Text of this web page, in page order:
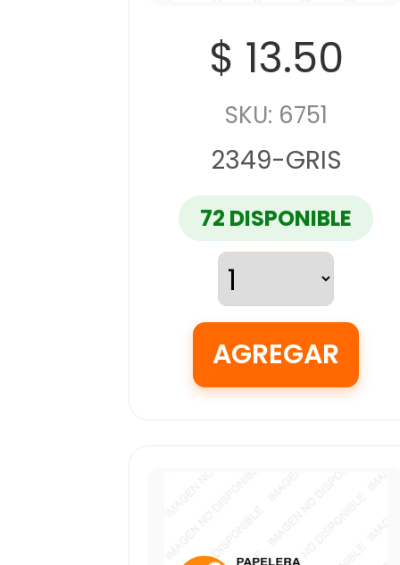
$ 13.50
SKU: 6751
2349-GRIS
72 DISPONIBLE